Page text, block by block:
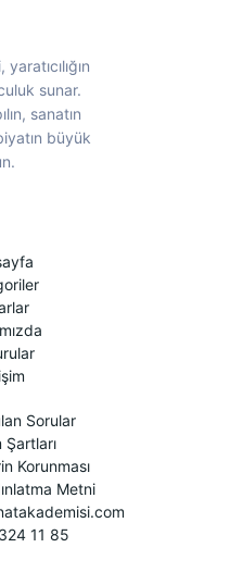
sunar.
sanatın
büyük
Sorular
Şartları
Korunması
Metni
11 85